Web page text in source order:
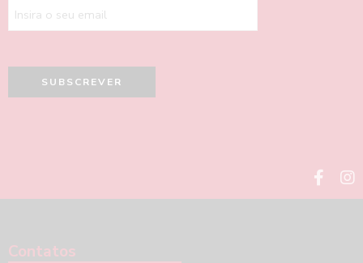
Contatos